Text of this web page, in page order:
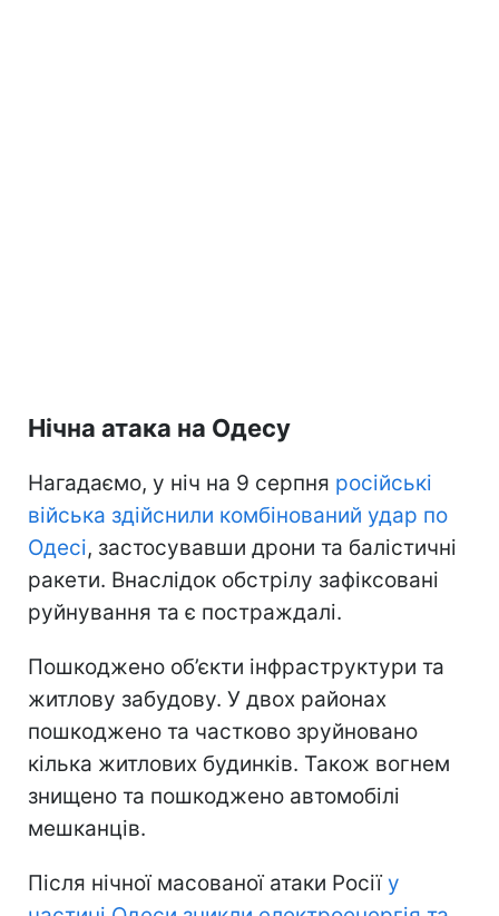
Нічна атака на Одесу
Нагадаємо, у ніч на 9 серпня російські
війська здійснили комбінований удар по
Одесі, застосувавши дрони та балістичні
ракети. Внаслідок обстрілу зафіксовані
руйнування та є постраждалі.
Пошкоджено об’єкти інфраструктури та
житлову забудову. У двох районах
пошкоджено та частково зруйновано
кілька житлових будинків. Також вогнем
знищено та пошкоджено автомобілі
мешканців.
Після нічної масованої атаки Росіїу